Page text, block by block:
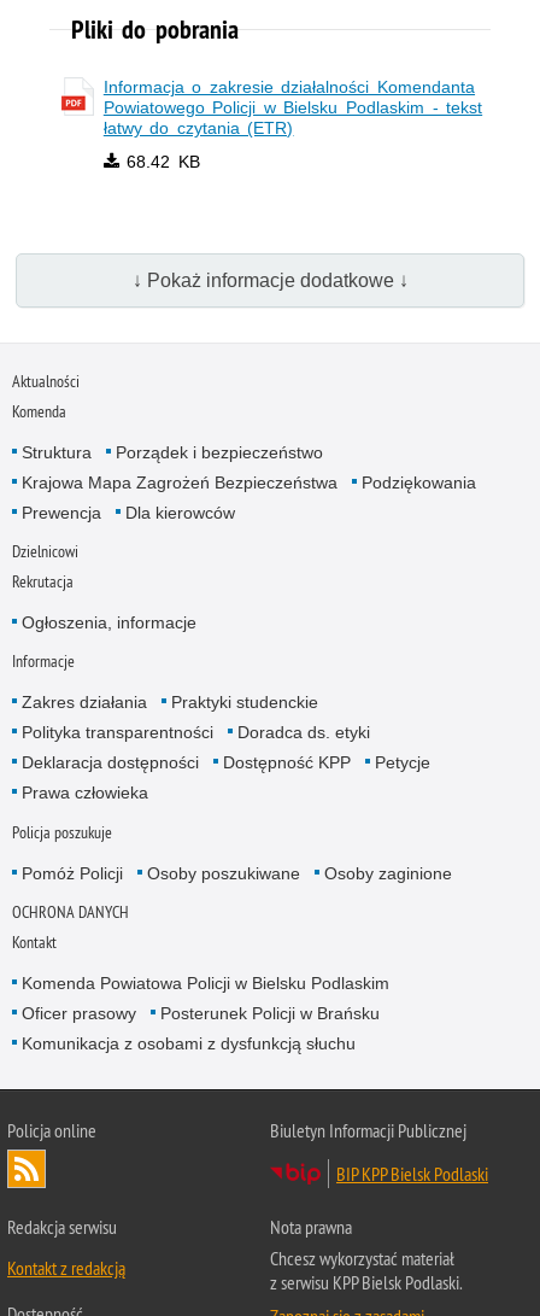
Pliki do pobrania
Informacja o zakresie działalności Komendanta
Powiatowego Policji w Bielsku Podlaskim - tekst
łatwy do czytania (ETR)
68.42 KB
↓ Pokaż informacje dodatkowe ↓
Aktualności
Komenda
Struktura
Porządek i bezpieczeństwo
Krajowa Mapa Zagrożeń Bezpieczeństwa
Podziękowania
Prewencja
Dla kierowców
Dzielnicowi
Rekrutacja
Ogłoszenia, informacje
Informacje
Zakres działania
Praktyki studenckie
Polityka transparentności
Doradca ds. etyki
Deklaracja dostępności
Dostępność KPP
Petycje
Prawa człowieka
Policja poszukuje
Pomóż Policji Osoby poszukiwane Osoby zaginione
OCHRONA DANYCH
Kontakt
Komenda Powiatowa Policji w Bielsku Podlaskim
Oficer prasowy
Posterunek Policji w Brańsku
Komunikacja z osobami z dysfunkcją słuchu
Policja online
Biuletyn Informacji Publicznej
BIP KPP Bielsk Podlaski
Redakcja serwisu
Kontakt z redakcją
Nota prawna
Chcesz wykorzystać materiał
z serwisu KPP Bielsk Podlaski.